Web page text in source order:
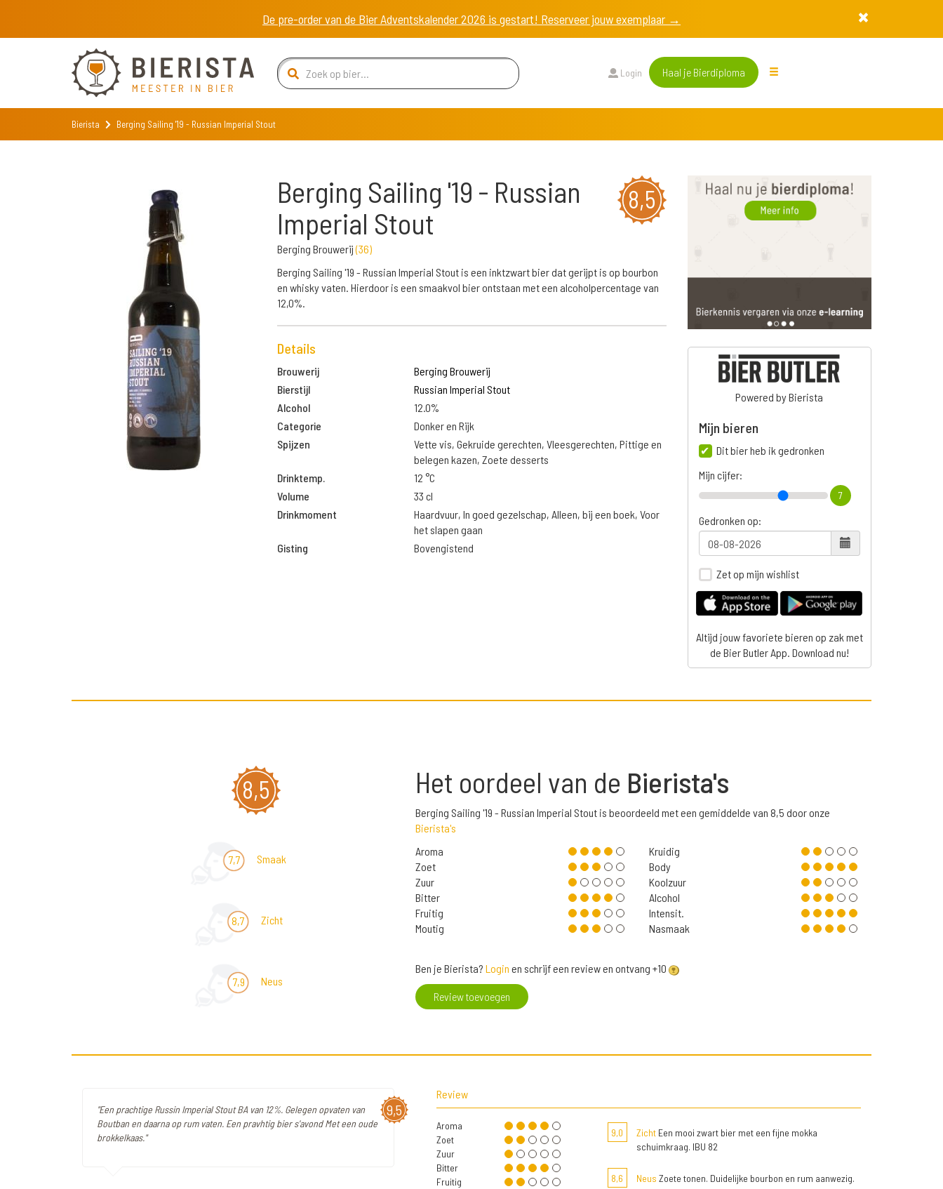
De pre-order van de Bier Adventskalender 2026 is gestart! Reserveer jouw exemplaar →
Login Haal je Bierdiploma
Bierista Berging Sailing '19 - Russian Imperial Stout
8,5
Berging Sailing '19 - Russian
Imperial Stout
Berging Brouwerij(36)
Berging Sailing '19 - Russian Imperial Stout is een inktzwart bier dat gerijpt is op bourbon
en whisky vaten. Hierdoor is een smaakvol bier ontstaan met een alcoholpercentage van
12,0%.
Details
Brouwerij
Berging Brouwerij
Bierstijl
Russian Imperial Stout
Alcohol
12.0%
Categorie
Donker en Rijk
Spijzen
Vette vis, Gekruide gerechten, Vleesgerechten, Pittige en
belegen kazen, Zoete desserts
Drinktemp.
12 °C
Volume
33 cl
Drinkmoment
Haardvuur, In goed gezelschap, Alleen, bij een boek, Voor
het slapen gaan
Gisting
Bovengistend
Powered by Bierista
Mijn bieren
Dit bier heb ik gedronken
Mijn cijfer:
7
Gedronken op:
Zet op mijn wishlist
Altijd jouw favoriete bieren op zak met
de Bier Butler App. Download nu!
8,5
7,7 Smaak
8,7 Zicht
7,9 Neus
Het oordeel van de Bierista's
Berging Sailing '19 - Russian Imperial Stout is beoordeeld met een gemiddelde van 8,5 door onze
Bierista's
Aroma
Zoet
Zuur
Bitter
Fruitig
Moutig
Kruidig
Body
Koolzuur
Alcohol
Intensit.
Nasmaak
Ben je Bierista? Login en schrijf een review en ontvang +10
Review toevoegen
9,5
"Een prachtige Russin Imperial Stout BA van 12%. Gelegen opvaten van
Boutban en daarna op rum vaten. Een pravhtig bier s'avond Met een oude
brokkelkaas."
Review
Aroma
Zoet
Zuur
Bitter
Fruitig
9,0 ZichtEen mooi zwart bier met een fijne mokka
schuimkraag. IBU 82
8,6 Neus Zoete tonen. Duidelijke bourbon en rum aanwezig.